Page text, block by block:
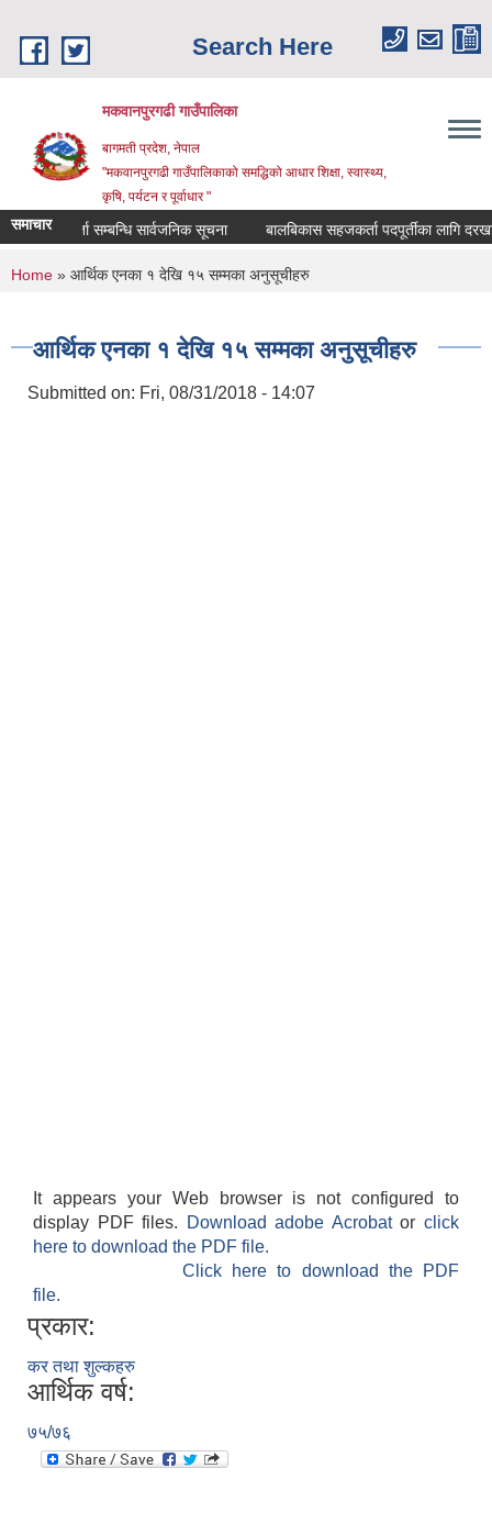
Search Here
मकवानपुरगढी गाउँपालिका
बागमती प्रदेश, नेपाल
"मकवानपुरगढी गाउँपालिकाको समद्धिको आधार शिक्षा, स्‍वास्‍थ्‍य,
कृषि, पर्यटन र पूर्वाधार "
समाचार
दर्ता सम्बन्धि सार्वजनिक सूचना बालबिकास सहजकर्ता पदपूर्तीका लागि दरखास्त
You are here
Home » आर्थिक एनका १ देखि १५ सम्मका अनुसूचीहरु
आर्थिक एनका १ देखि १५ सम्मका अनुसूचीहरु
Submitted on: Fri, 08/31/2018 - 14:07
It appears your Web browser is not configured to
display PDF files.
Download adobe Acrobatorclick
here to download the PDF file.
Click here to download the PDF
file.
प्रकार:
कर तथा शुल्कहरु
आर्थिक वर्ष:
७५/७६